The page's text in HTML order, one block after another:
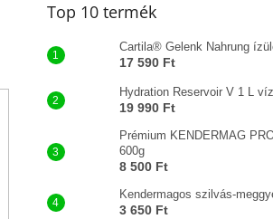
Top 10 termék
Cartila® Gelenk Nahrung
17 590 Ft
Hydration Reservoir V 1 L
19 990 Ft
Prémium KENDERMAG
600g
8 500 Ft
Kendermagos szilvás-
3 650 Ft